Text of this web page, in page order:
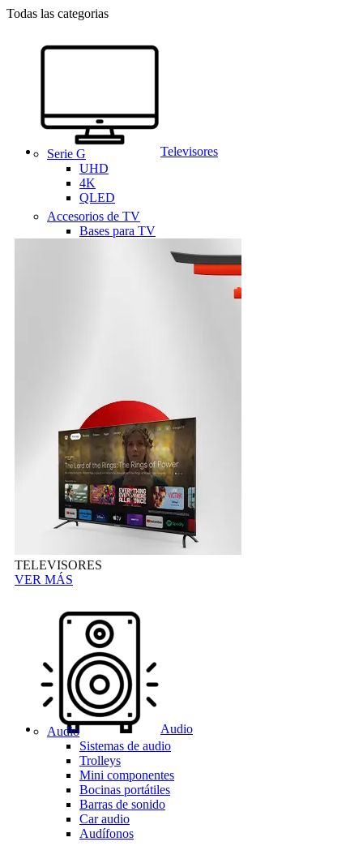
Todas las categorias
Televisores
Serie G
UHD
4K
QLED
Accesorios de TV
Bases para TV
TELEVISORES
VER MÁS
Audio
Audio
Sistemas de audio
Trolleys
Mini componentes
Bocinas portátiles
Barras de sonido
Car audio
Audífonos